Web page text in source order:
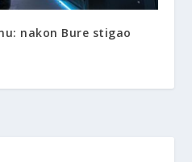
nakon Bure stigao